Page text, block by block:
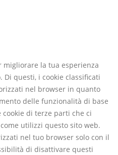
migliorare la tua esperienza
questi, i cookie classificati
nel browser in quanto
delle funzionalità di base
di terze parti che ci
utilizzi questo sito web.
nel tuo browser solo con il
di disattivare questi